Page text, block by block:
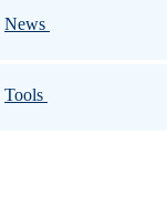
News
Tools